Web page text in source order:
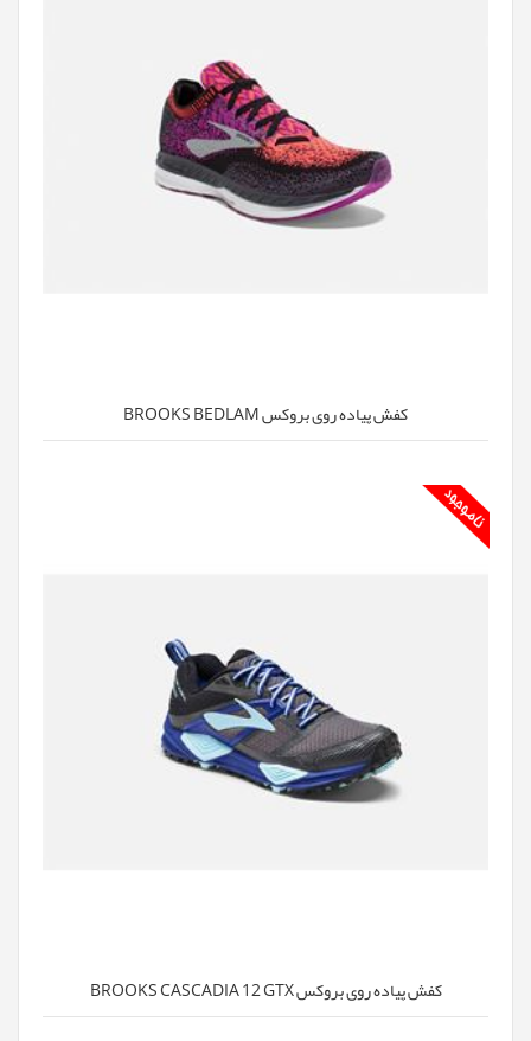
کفش پیاده روی بروکس BROOKS BEDLAM
کفش پیاده روی بروکس BROOKS CASCADIA 12 GTX